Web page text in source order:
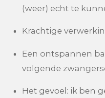
(weer) echt te
Krachtige
Een ontspannen
volgende
Het gevoel: ik ben